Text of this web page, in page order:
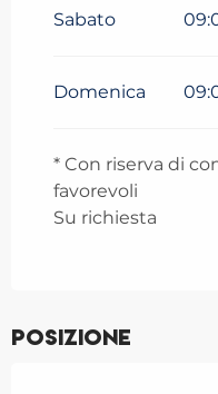
Sabato
Domenica
* Con riserva di
favorevoli
Su richiesta
Posizione